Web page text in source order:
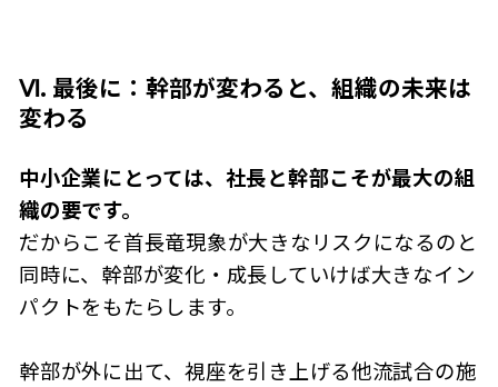
Ⅵ. 最後に：幹部が変わると、組織の未来は
変わる
中小企業にとっては、社長と幹部こそが最大の組
織の要です。
だからこそ首長竜現象が大きなリスクになるのと
同時に、幹部が変化・成長していけば大きなイン
パクトをもたらします。
幹部が外に出て、視座を引き上げる他流試合の施